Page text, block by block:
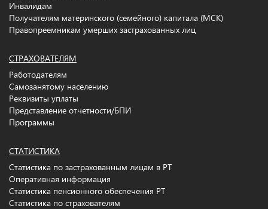
Инвалидам
Получателям материнского (семейного) капитала (МСК)
Правопреемникам умерших застрахованных лиц
СТРАХОВАТЕЛЯМ
Работодателям
Самозанятому населению
Реквизиты уплаты
Представление отчетности/БПИ
Программы
СТАТИСТИКА
Статистика по застрахованным лицам в РТ
Оперативная информация
Статистика пенсионного обеспечения РТ
Статистика по страхователям